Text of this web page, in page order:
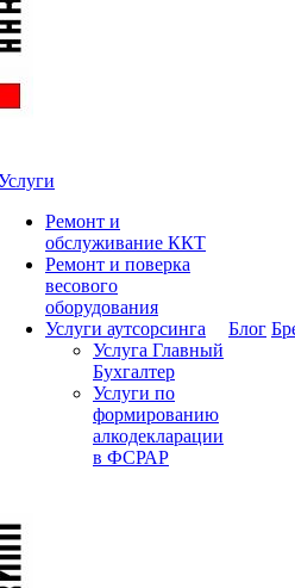
Ремонт и
обслуживание ККТ
Ремонт и поверка
весового
оборудования
Услуги аутсорсинга
Услуга Главный
Бухгалтер
Услуги по
формированию
алкодекларации
в ФСРАР
Блог